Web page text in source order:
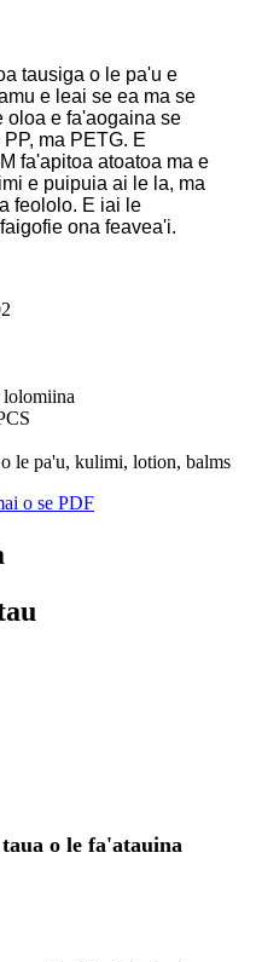
tausiga o le pa'u e
e leai se ea ma se
oloa e fa'aogaina se
ma PETG. E
fa'apitoa atoatoa ma e
e puipuia ai le la, ma
feololo. E iai le
ona feavea'i.
lolomiina
le pa'u, kulimi, lotion, balms
o se PDF
o le fa'atauina